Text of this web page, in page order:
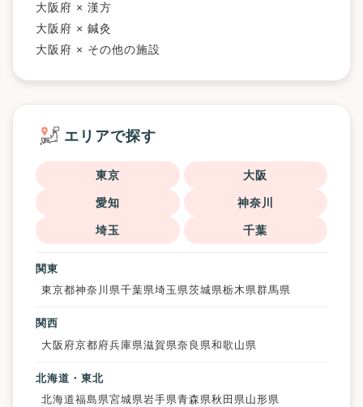
大阪府 × 漢方
大阪府 × 鍼灸
大阪府 × その他の施設
エリアで探す
東京 大阪
愛知 神奈川
埼玉 千葉
関東
東京都神奈川県千葉県埼玉県茨城県栃木県群馬県
関西
大阪府京都府兵庫県滋賀県奈良県和歌山県
北海道・東北
北海道福島県宮城県岩手県青森県秋田県山形県